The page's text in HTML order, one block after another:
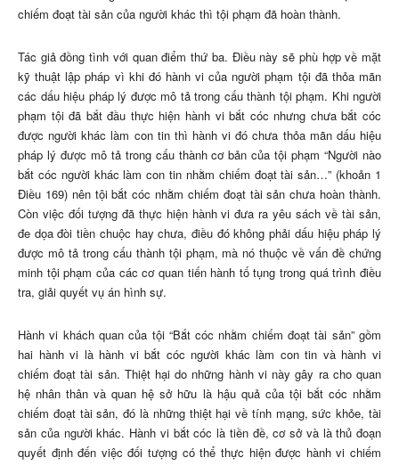
chiếm đoạt tài sản của người khác thì tội phạm đã hoàn thành.
Tác giả đồng tình với quan điểm thứ ba. Điều này sẽ phù hợp về mặt
kỹ thuật lập pháp vì khi đó hành vi của người phạm tội đã thỏa mãn
các dấu hiệu pháp lý được mô tả trong cấu thành tội phạm. Khi người
phạm tội đã bắt đầu thực hiện hành vi bắt cóc nhưng chưa bắt cóc
được người khác làm con tin thì hành vi đó chưa thỏa mãn dấu hiệu
pháp lý được mô tả trong cấu thành cơ bản của tội phạm “Người nào
bắt cóc người khác làm con tin nhằm chiếm đoạt tài sản…” (khoản 1
Điều 169) nên tội bắt cóc nhằm chiếm đoạt tài sản chưa hoàn thành.
Còn việc đối tượng đã thực hiện hành vi đưa ra yêu sách về tài sản,
đe dọa đòi tiền chuộc hay chưa, điều đó không phải dấu hiệu pháp lý
được mô tả trong cấu thành tội phạm, mà nó thuộc về vấn đề chứng
minh tội phạm của các cơ quan tiến hành tố tụng trong quá trình điều
tra, giải quyết vụ án hình sự.
Hành vi khách quan của tội “Bắt cóc nhằm chiếm đoạt tài sản” gồm
hai hành vi là hành vi bắt cóc người khác làm con tin và hành vi
chiếm đoạt tài sản. Thiệt hại do những hành vi này gây ra cho quan
hệ nhân thân và quan hệ sở hữu là hậu quả của tội bắt cóc nhằm
chiếm đoạt tài sản, đó là những thiệt hại về tính mạng, sức khỏe, tài
sản của người khác. Hành vi bắt cóc là tiền đề, cơ sở và là thủ đoạn
quyết định đến việc đối tượng có thể thực hiện được hành vi chiếm